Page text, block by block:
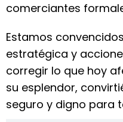
comerciantes
Estamos
estratégica y
corregir lo que hoy
su esplendor,
seguro y digno para